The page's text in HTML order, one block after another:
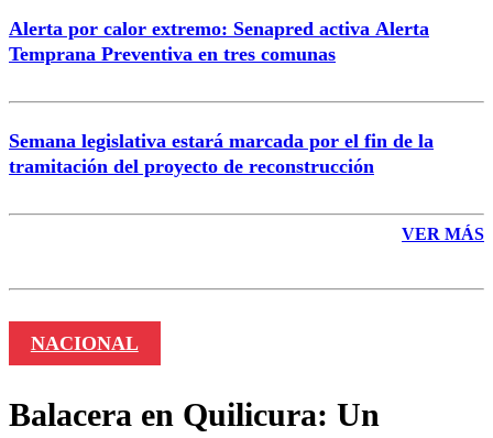
Alerta por calor extremo: Senapred activa Alerta
Temprana Preventiva en tres comunas
Semana legislativa estará marcada por el fin de la
tramitación del proyecto de reconstrucción
VER MÁS
NACIONAL
Balacera en Quilicura: Un